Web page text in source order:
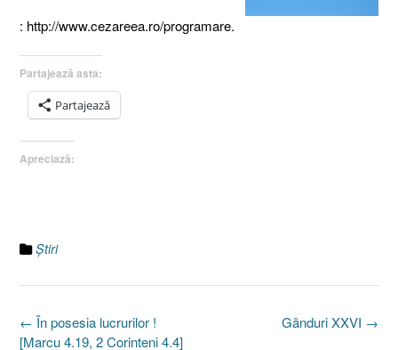
: http://www.cezareea.ro/programare.
Partajează asta:
Partajează
Apreciază:
Ştiri
Post
navigation
Gânduri XXVI →
← În posesia lucrurilor !
[Marcu 4.19, 2 Corinteni 4.4]